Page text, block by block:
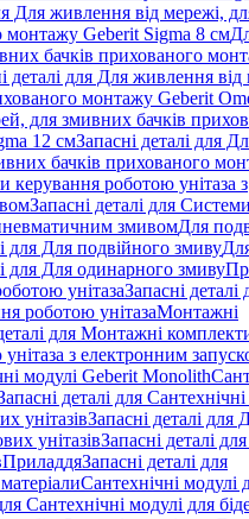
Для живлення від мережі,
монтажу Geberit Sigma 8 см
бачків прихованого
деталі для Для живлення від
монтажу Geberit
для змивних бачків
12 смЗапасні деталі для
бачків прихованого
керування роботою унітаза з
Запасні деталі для
змивомДля
для Для подвійного змиву
для Для одинарного змиву
унітазаЗапасні
роботою унітазаМонтажні
для Монтажні
з електронним
модулі Geberit Monolith
деталі для
унітазівЗапасні деталі для
унітазівЗапасні деталі
ПриладдяЗапасні деталі для
Сантехнічні модулі
Сантехнічні модулі для